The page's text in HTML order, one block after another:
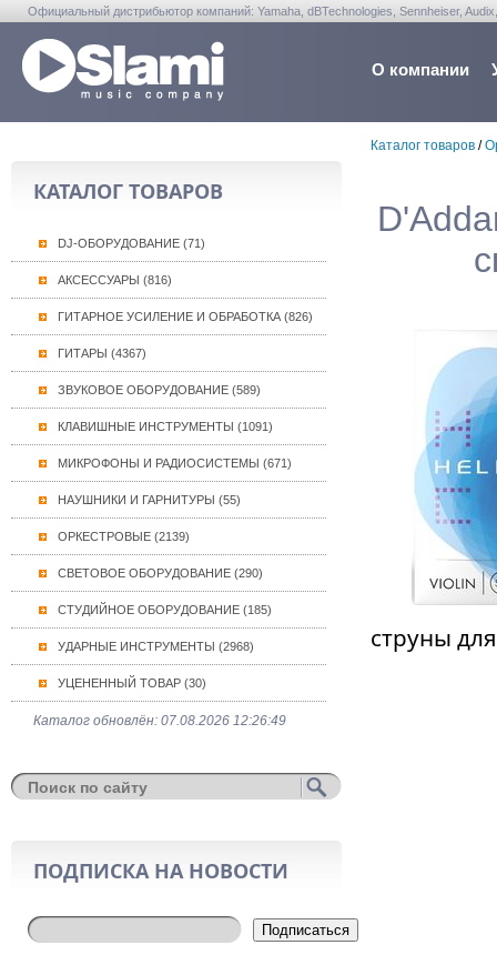
Официальный дистрибьютор компаний: Yamaha, dBTechnologies, Sennheiser,
О компании
КАТАЛОГ ТОВАРОВ
DJ-ОБОРУДОВАНИЕ (71)
АКСЕССУАРЫ (816)
ГИТАРНОЕ УСИЛЕНИЕ И ОБРАБОТКА (826)
ГИТАРЫ (4367)
ЗВУКОВОЕ ОБОРУДОВАНИЕ (589)
КЛАВИШНЫЕ ИНСТРУМЕНТЫ (1091)
МИКРОФОНЫ И РАДИОСИСТЕМЫ (671)
НАУШНИКИ И ГАРНИТУРЫ (55)
ОРКЕСТРОВЫЕ (2139)
СВЕТОВОЕ ОБОРУДОВАНИЕ (290)
СТУДИЙНОЕ ОБОРУДОВАНИЕ (185)
УДАРНЫЕ ИНСТРУМЕНТЫ (2968)
УЦЕНЕННЫЙ ТОВАР (30)
Каталог обновлён: 07.08.2026 12:26:49
ПОДПИСКА НА НОВОСТИ
Подписаться
Каталог товаров/
струны